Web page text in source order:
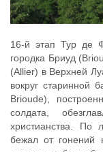
16-й этап Тур де
городка Бриуд
(Allier) в Верхней
вокруг старинной
Brioude),
солдата,
христианства. По
бежал от гонений